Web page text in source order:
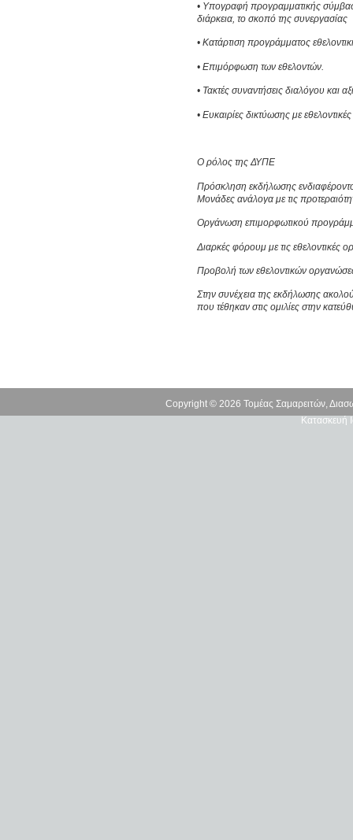
• Υπογραφή προγραμματικής
διάρκεια, το σκοπό της συνεργασίας
• Κατάρτιση προγράμματος
• Επιμόρφωση των εθελοντών.
• Τακτές συναντήσεις διαλόγου και
• Ευκαιρίες δικτύωσης με
Ο ρόλος της ΔΥΠΕ
Πρόσκληση εκδήλωσης
Μονάδες ανάλογα με τις
Οργάνωση επιμορφωτικού
Διαρκές φόρουμ με τις
Προβολή των εθελοντικών
Στην συνέχεια της εκδήλωσης
που τέθηκαν στις ομιλίες στην
Copyright © 2026 Τομέας Σαμαρειτών,
Κατασκευή